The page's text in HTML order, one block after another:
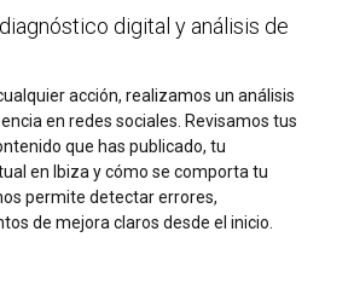
digital y análisis de
acción, realizamos un análisis
en redes sociales. Revisamos tus
que has publicado, tu
en Ibiza y cómo se comporta tu
permite detectar errores,
de mejora claros desde el inicio.